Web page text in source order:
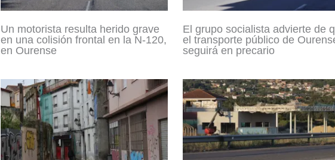
Un motorista resulta herido grave
en una colisión frontal en la N-120,
en Ourense
El grupo socialista advierte de
el transporte público de
seguirá en precario